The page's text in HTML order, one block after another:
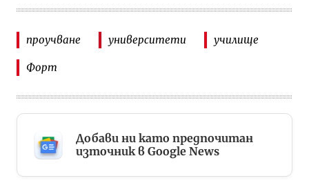
проучване университети училище
Форт
Добави ни като предпочитан
източник в Google News